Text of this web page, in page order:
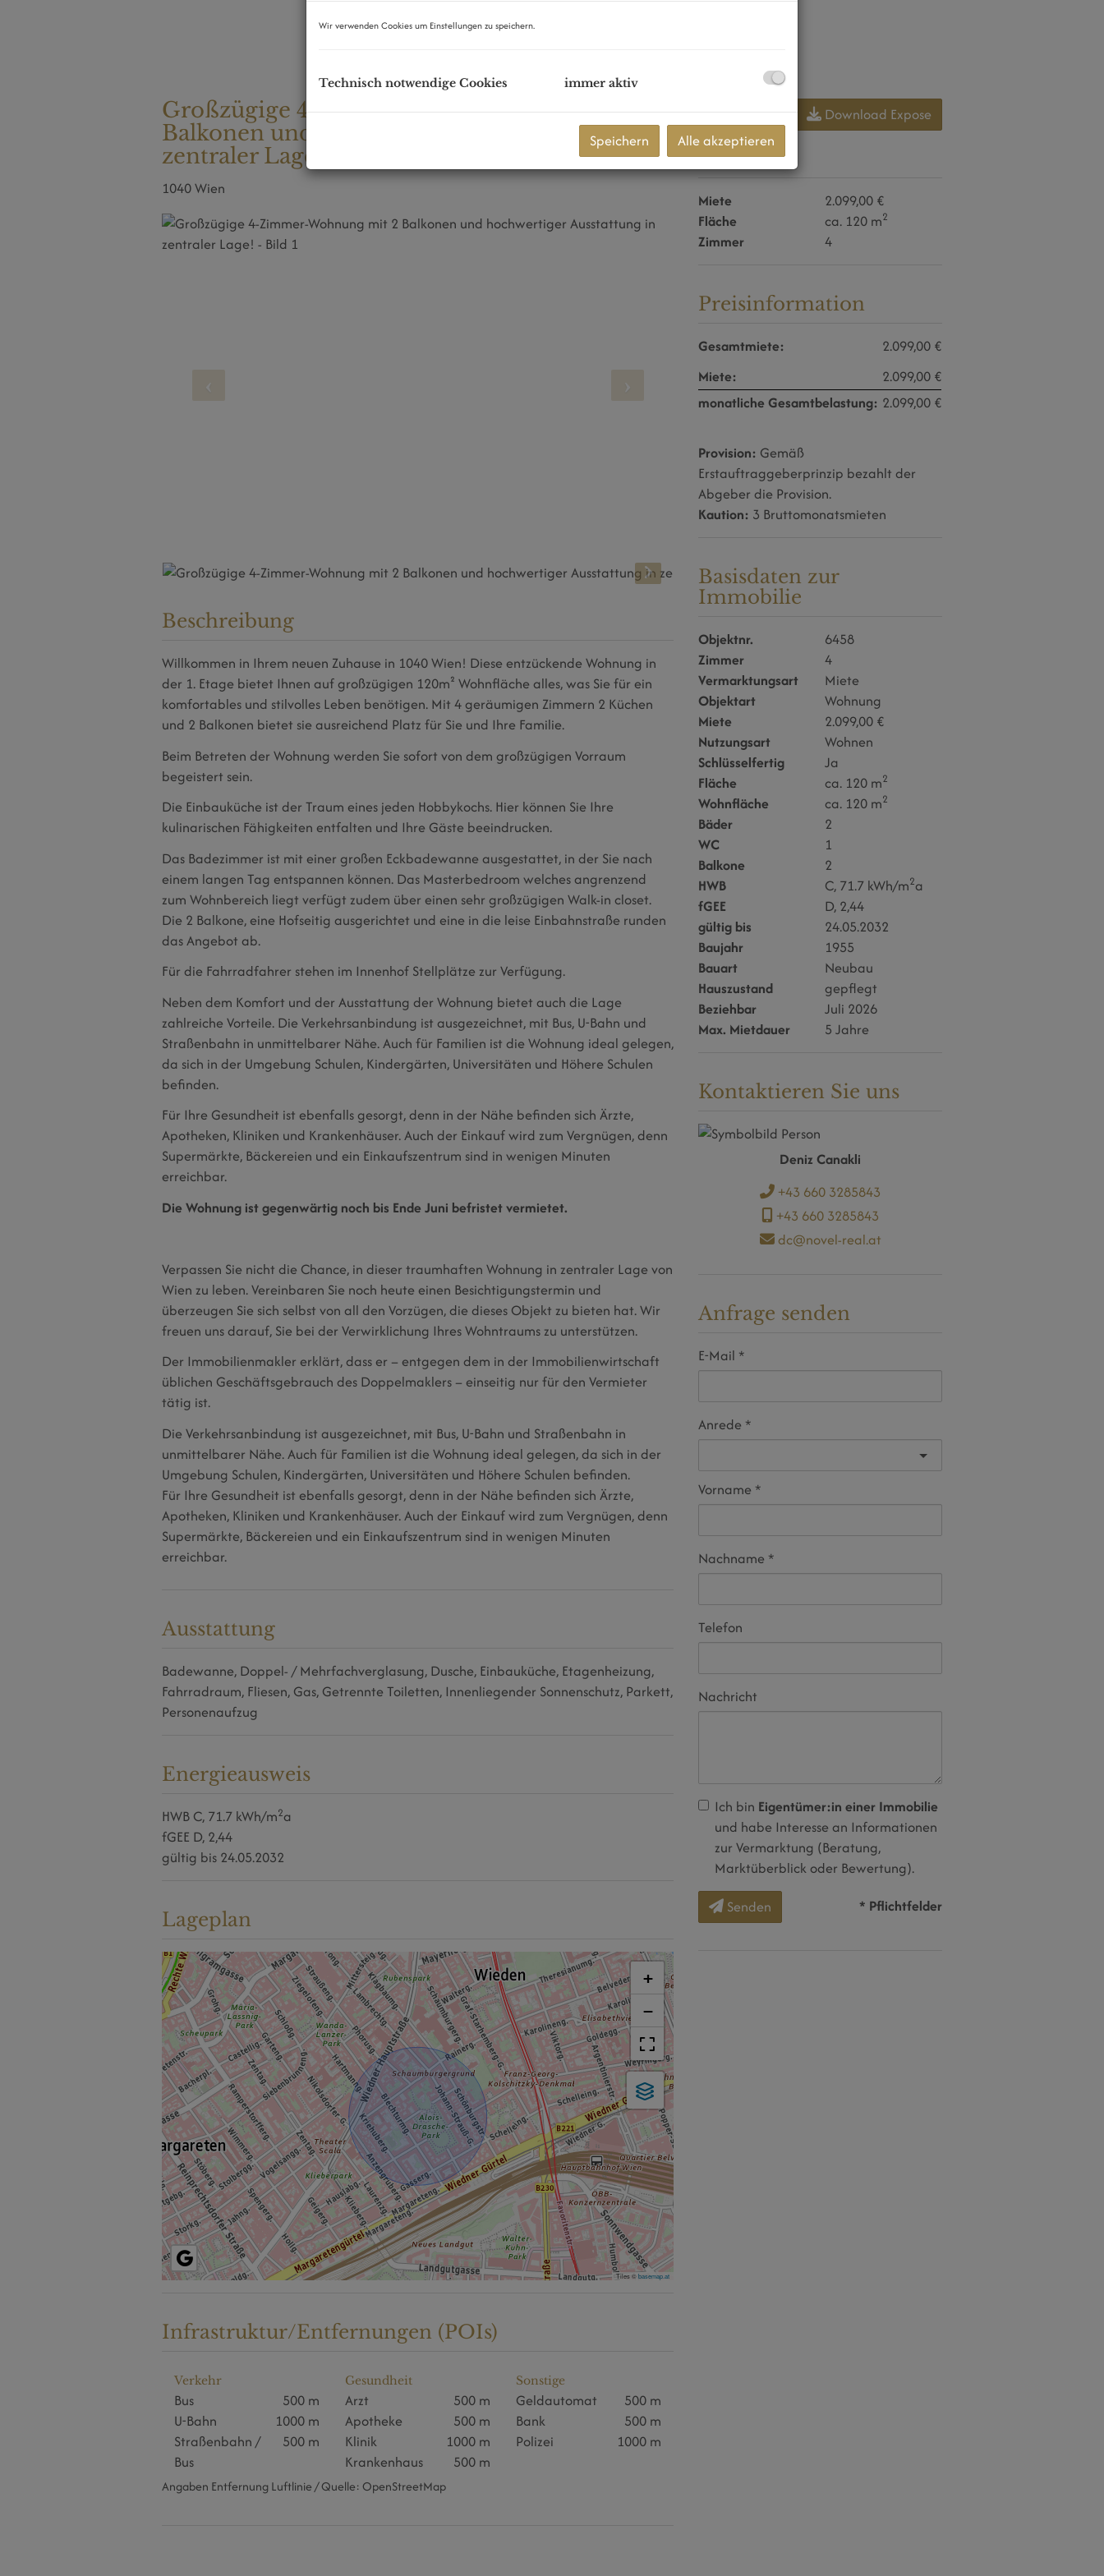
Großzügige 4-Zimmer-Wohnung mit 2
Balkonen und hochwertiger Ausstattung in
zentraler Lage!
1040 Wien
Beschreibung
Willkommen in Ihrem neuen Zuhause in 1040 Wien! Diese entzückende Wohnung in
der 1. Etage bietet Ihnen auf großzügigen 120m² Wohnfläche alles, was Sie für ein
komfortables und stilvolles Leben benötigen. Mit 4 geräumigen Zimmern 2 Küchen
und 2 Balkonen bietet sie ausreichend Platz für Sie und Ihre Familie.
Beim Betreten der Wohnung werden Sie sofort von dem großzügigen Vorraum
begeistert sein.
Die Einbauküche ist der Traum eines jeden Hobbykochs. Hier können Sie Ihre
kulinarischen Fähigkeiten entfalten und Ihre Gäste beeindrucken.
Das Badezimmer ist mit einer großen Eckbadewanne ausgestattet, in der Sie nach
einem langen Tag entspannen können. Das Masterbedroom welches angrenzend
zum Wohnbereich liegt verfügt zudem über einen sehr großzügigen Walk-in closet.
Die 2 Balkone, eine Hofseitig ausgerichtet und eine in die leise Einbahnstraße runden
das Angebot ab.
Für die Fahrradfahrer stehen im Innenhof Stellplätze zur Verfügung.
Neben dem Komfort und der Ausstattung der Wohnung bietet auch die Lage
zahlreiche Vorteile. Die Verkehrsanbindung ist ausgezeichnet, mit Bus, U-Bahn und
Straßenbahn in unmittelbarer Nähe. Auch für Familien ist die Wohnung ideal gelegen,
da sich in der Umgebung Schulen, Kindergärten, Universitäten und Höhere Schulen
befinden.
Für Ihre Gesundheit ist ebenfalls gesorgt, denn in der Nähe befinden sich Ärzte,
Apotheken, Kliniken und Krankenhäuser. Auch der Einkauf wird zum Vergnügen, denn
Supermärkte, Bäckereien und ein Einkaufszentrum sind in wenigen Minuten
erreichbar.
Die Wohnung ist gegenwärtig noch bis Ende Juni befristet vermietet.
Verpassen Sie nicht die Chance, in dieser traumhaften Wohnung in zentraler Lage von
Wien zu leben. Vereinbaren Sie noch heute einen Besichtigungstermin und
überzeugen Sie sich selbst von all den Vorzügen, die dieses Objekt zu bieten hat. Wir
freuen uns darauf, Sie bei der Verwirklichung Ihres Wohntraums zu unterstützen.
Der Immobilienmakler erklärt, dass er – entgegen dem in der Immobilienwirtschaft
üblichen Geschäftsgebrauch des Doppelmaklers – einseitig nur für den Vermieter
tätig ist.
Die Verkehrsanbindung ist ausgezeichnet, mit Bus, U-Bahn und Straßenbahn in
unmittelbarer Nähe. Auch für Familien ist die Wohnung ideal gelegen, da sich in der
Umgebung Schulen, Kindergärten, Universitäten und Höhere Schulen befinden.
Für Ihre Gesundheit ist ebenfalls gesorgt, denn in der Nähe befinden sich Ärzte,
Apotheken, Kliniken und Krankenhäuser. Auch der Einkauf wird zum Vergnügen, denn
Supermärkte, Bäckereien und ein Einkaufszentrum sind in wenigen Minuten
erreichbar.
Ausstattung
Badewanne Doppel- / Mehrfachverglasung Dusche Einbauküche Etagenheizung
Fahrradraum Fliesen Gas Getrennte Toiletten Innenliegender Sonnenschutz Parkett
Personenaufzug
Energieausweis
HWB C, 71.7 kWh/m2a
fGEE D, 2,44
gültig bis 24.05.2032
Lageplan
+
−
Tiles ©basemap.at
Infrastruktur/Entfernungen (POIs)
Verkehr
Bus
500 m
U-Bahn
1000 m
Straßenbahn /
Bus
500 m
Gesundheit
Arzt
500 m
Apotheke
500 m
Klinik
1000 m
Krankenhaus
500 m
Sonstige
Geldautomat
500 m
Bank
500 m
Polizei
1000 m
Angaben Entfernung Luftlinie / Quelle: OpenStreetMap
Download Expose
Eckdaten
Miete
2.099,00 €
Fläche
ca. 120 m2
Zimmer 4
Preisinformation
Gesamtmiete:
2.099,00 €
Miete:
2.099,00 €
monatliche Gesamtbelastung: 2.099,00 €
Provision: Gemäß
Erstauftraggeberprinzip bezahlt der
Abgeber die Provision.
Kaution: 3 Bruttomonatsmieten
Basisdaten zur
Immobilie
Objektnr.
6458
Zimmer
4
Vermarktungsart
Miete
Objektart
Wohnung
Miete
2.099,00 €
Nutzungsart
Wohnen
Schlüsselfertig
Ja
Fläche
ca. 120 m2
Wohnfläche ca. 120 m2
Bäder
2
WC
1
Balkone
2
HWB
C, 71.7 kWh/m2a
fGEE
D, 2,44
gültig bis
24.05.2032
Baujahr
1955
Bauart
Neubau
Hauszustand
gepflegt
Beziehbar
Juli 2026
Max. Mietdauer
5 Jahre
Kontaktieren Sie uns
Deniz Canakli
+43 660 3285843
+43 660 3285843
dc@novel-real.at
Anfrage senden
E-Mail
Anrede
Vorname
Nachname
Telefon
Nachricht
Ich bin Eigentümer:in einer Immobilie
und habe Interesse an Informationen
zur Vermarktung (Beratung,
Marktüberblick oder Bewertung).
Senden
* Pflichtfelder
Wir verwenden Cookies um Einstellungen zu speichern.
Technisch notwendige Cookies immer aktiv
Speichern Alle akzeptieren